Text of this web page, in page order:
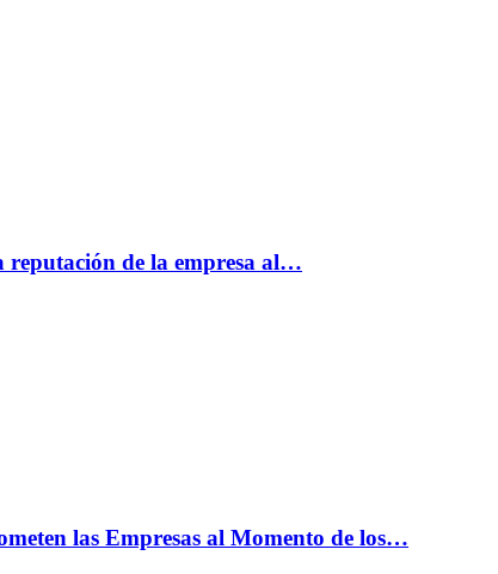
reputación de la empresa al…
las Empresas al Momento de los…